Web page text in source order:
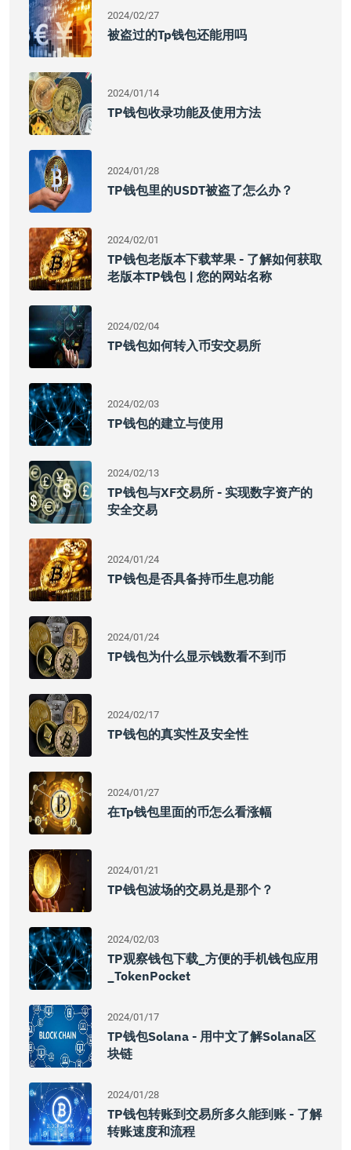
2024/02/27
被盗过的tp钱包还能用吗
2024/01/14
TP钱包收录功能及使用方法
2024/01/28
TP钱包里的USDT被盗了怎么办？
2024/02/01
TP钱包老版本下载苹果 - 了解如何获取
老版本TP钱包 | 您的网站名称
2024/02/04
TP钱包如何转入币安交易所
2024/02/03
TP钱包的建立与使用
2024/02/13
TP钱包与XF交易所 - 实现数字资产的
安全交易
2024/01/24
TP钱包是否具备持币生息功能
2024/01/24
TP钱包为什么显示钱数看不到币
2024/02/17
TP钱包的真实性及安全性
2024/01/27
在tp钱包里面的币怎么看涨幅
2024/01/21
TP钱包波场的交易兑是那个？
2024/02/03
TP观察钱包下载_方便的手机钱包应用
_TokenPocket
2024/01/17
TP钱包Solana - 用中文了解Solana区
块链
2024/01/28
TP钱包转账到交易所多久能到账 - 了解
转账速度和流程